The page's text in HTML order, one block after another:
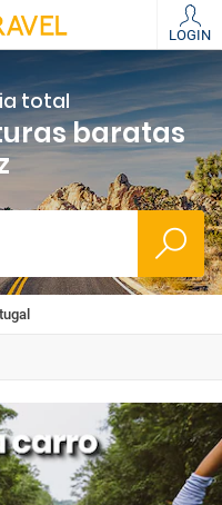
LOGIN
total
baratas